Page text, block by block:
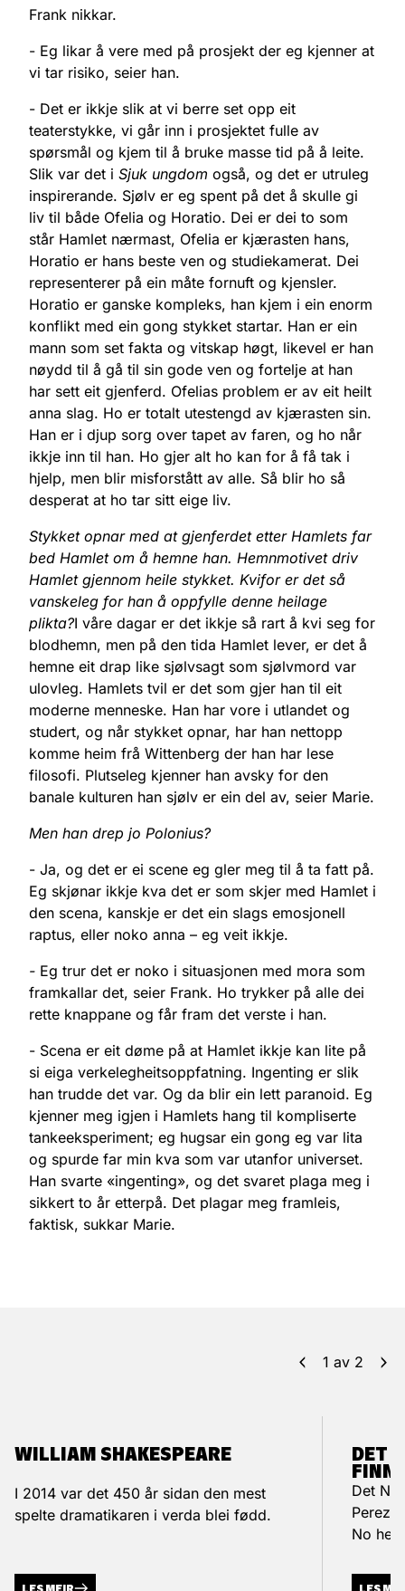
Frank nikkar.
- Eg likar å vere med på prosjekt der eg kjenner at
vi tar risiko, seier han.
- Det er ikkje slik at vi berre set opp eit
teaterstykke, vi går inn i prosjektet fulle av
spørsmål og kjem til å bruke masse tid på å leite.
Slik var det i Sjuk ungdom også, og det er utruleg
inspirerande. Sjølv er eg spent på det å skulle gi
liv til både Ofelia og Horatio. Dei er dei to som
står Hamlet nærmast, Ofelia er kjærasten hans,
Horatio er hans beste ven og studiekamerat. Dei
representerer på ein måte fornuft og kjensler.
Horatio er ganske kompleks, han kjem i ein enorm
konflikt med ein gong stykket startar. Han er ein
mann som set fakta og vitskap høgt, likevel er han
nøydd til å gå til sin gode ven og fortelje at han
har sett eit gjenferd. Ofelias problem er av eit heilt
anna slag. Ho er totalt utestengd av kjærasten sin.
Han er i djup sorg over tapet av faren, og ho når
ikkje inn til han. Ho gjer alt ho kan for å få tak i
hjelp, men blir misforstått av alle. Så blir ho så
desperat at ho tar sitt eige liv.
Stykket opnar med at gjenferdet etter Hamlets far
bed Hamlet om å hemne han. Hemnmotivet driv
Hamlet gjennom heile stykket. Kvifor er det så
vanskeleg for han å oppfylle denne heilage
plikta?I våre dagar er det ikkje så rart å kvi seg for
blodhemn, men på den tida Hamlet lever, er det å
hemne eit drap like sjølvsagt som sjølvmord var
ulovleg. Hamlets tvil er det som gjer han til eit
moderne menneske. Han har vore i utlandet og
studert, og når stykket opnar, har han nettopp
komme heim frå Wittenberg der han har lese
filosofi. Plutseleg kjenner han avsky for den
banale kulturen han sjølv er ein del av, seier Marie.
Men han drep jo Polonius?
- Ja, og det er ei scene eg gler meg til å ta fatt på.
Eg skjønar ikkje kva det er som skjer med Hamlet i
den scena, kanskje er det ein slags emosjonell
raptus, eller noko anna – eg veit ikkje.
- Eg trur det er noko i situasjonen med mora som
framkallar det, seier Frank. Ho trykker på alle dei
rette knappane og får fram det verste i han.
- Scena er eit døme på at Hamlet ikkje kan lite på
si eiga verkelegheitsoppfatning. Ingenting er slik
han trudde det var. Og da blir ein lett paranoid. Eg
kjenner meg igjen i Hamlets hang til kompliserte
tankeeksperiment; eg hugsar ein gong eg var lita
og spurde far min kva som var utanfor universet.
Han svarte «ingenting», og det svaret plaga meg i
sikkert to år etterpå. Det plagar meg framleis,
faktisk, sukkar Marie.
1 av 2
WILLIAM SHAKESPEARE
I 2014 var det 450 år sidan den mest
spelte dramatikaren i verda blei fødd.
DET
FINN
Det
Perez
No